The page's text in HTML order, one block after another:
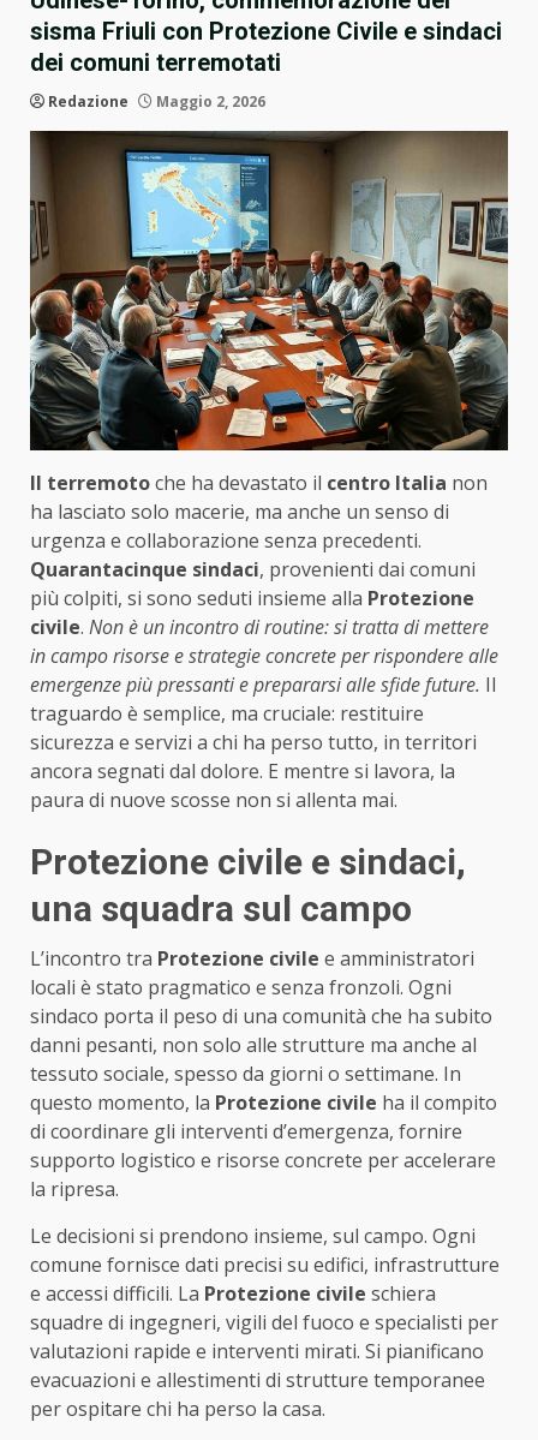
sisma Friuli con Protezione Civile e sindaci
dei comuni terremotati
Redazione Maggio 2, 2026
Il terremotoche ha devastato il centro Italia non
ha lasciato solo macerie, ma anche un senso di
urgenza e collaborazione senza precedenti.
Quarantacinque sindaci, provenienti dai comuni
più colpiti, si sono seduti insieme alla Protezione
civile. Non è un incontro di routine: si tratta di mettere
in campo risorse e strategie concrete per rispondere alle
emergenze più pressanti e prepararsi alle sfide future. Il
traguardo è semplice, ma cruciale: restituire
sicurezza e servizi a chi ha perso tutto, in territori
ancora segnati dal dolore. E mentre si lavora, la
paura di nuove scosse non si allenta mai.
Protezione civile e sindaci,
una squadra sul campo
L’incontro tra Protezione civile e amministratori
locali è stato pragmatico e senza fronzoli. Ogni
sindaco porta il peso di una comunità che ha subito
danni pesanti, non solo alle strutture ma anche al
tessuto sociale, spesso da giorni o settimane. In
questo momento, la Protezione civile ha il compito
di coordinare gli interventi d’emergenza, fornire
supporto logistico e risorse concrete per accelerare
la ripresa.
Le decisioni si prendono insieme, sul campo. Ogni
comune fornisce dati precisi su edifici, infrastrutture
e accessi difficili. La Protezione civile schiera
squadre di ingegneri, vigili del fuoco e specialisti per
valutazioni rapide e interventi mirati. Si pianificano
evacuazioni e allestimenti di strutture temporanee
per ospitare chi ha perso la casa.